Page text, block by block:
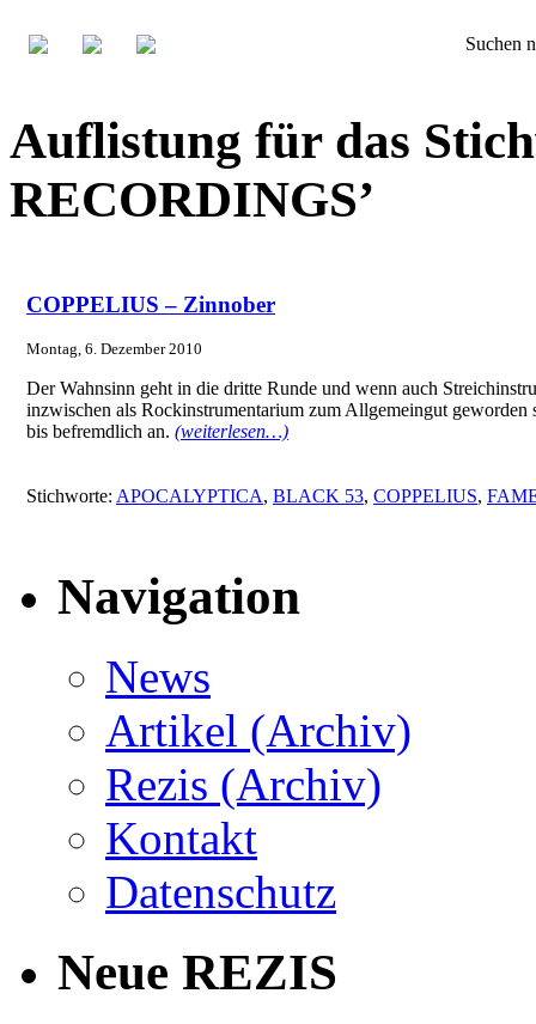
Suchen
Auflistung für das
RECORDINGS’
COPPELIUS – Zinnober
Montag, 6. Dezember 2010
Der Wahnsinn geht in die dritte Runde und wenn auch
inzwischen als Rockinstrumentarium zum Allgemeingut
bis befremdlich an. (weiterlesen…)
Stichworte: APOCALYPTICA, BLACK 53, COPPELIUS,
Navigation
News
Artikel (Archiv)
Rezis (Archiv)
Kontakt
Datenschutz
Neue REZIS